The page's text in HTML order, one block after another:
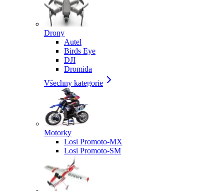
Drony
Autel
Birds Eye
DJI
Dromida
Všechny kategorie
Motorky
Losi Promoto-MX
Losi Promoto-SM